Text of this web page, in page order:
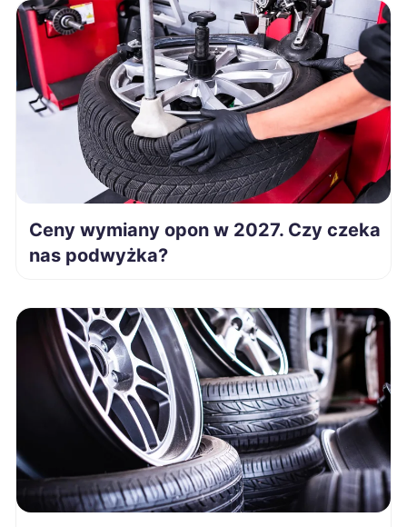
Leszno 188 zł
Mielec 188 zł
Sanok 188 zł
Zawiercie 188 zł
Świętochłowice
Stargard 189 zł
Jastrzębie-Zdrój 189 zł
189 zł
Zduńska Wola 189 zł
Ceny wymiany opon w 2027. Czy czeka
nas podwyżka?